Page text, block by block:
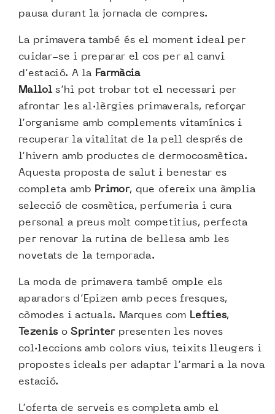
pausa durant la jornada de compres.
La primavera també és el moment ideal per
cuidar-se i preparar el cos per al canvi
d’estació. A la Farmàcia
Mallols’hi pot trobar tot el necessari per
afrontar les al·lèrgies primaverals, reforçar
l’organisme amb complements vitamínics i
recuperar la vitalitat de la pell després de
l’hivern amb productes de dermocosmètica.
Aquesta proposta de salut i benestar es
completa amb Primor, que ofereix una àmplia
selecció de cosmètica, perfumeria i cura
personal a preus molt competitius, perfecta
per renovar la rutina de bellesa amb les
novetats de la temporada.
La moda de primavera també omple els
aparadors d’Epizen amb peces fresques,
còmodes i actuals. Marques com Lefties,
Tezenis oSprinterpresenten les noves
col·leccions amb colors vius, teixits lleugers i
propostes ideals per adaptar l’armari a la nova
estació.
L’oferta de serveis es completa amb el